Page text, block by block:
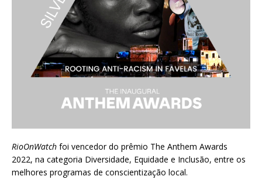
RioOnWatch foi vencedor do prêmio The Anthem Awards
2022, na categoria Diversidade, Equidade e Inclusão, entre os
melhores programas de conscientização local.